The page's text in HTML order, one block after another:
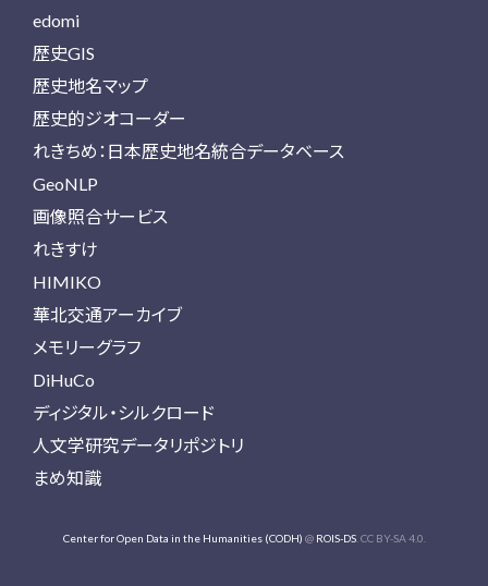
edomi
歴史GIS
歴史地名マップ
歴史的ジオコーダー
れきちめ：日本歴史地名統合データベース
GeoNLP
画像照合サービス
れきすけ
HIMIKO
華北交通アーカイブ
メモリーグラフ
DiHuCo
ディジタル・シルクロード
人文学研究データリポジトリ
まめ知識
Center for Open Data in the Humanities (CODH) @ ROIS-DS. CC BY-SA 4.0.